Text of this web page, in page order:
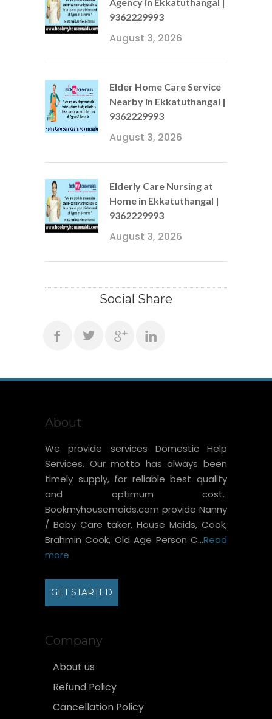
9362229993
August 3, 2026
Elder Home Care Service
Nearby in Ekkatuthangal |
9362229993
August 3, 2026
Elderly Care Nursing at
Home in Ekkatuthangal |
9362229993
August 3, 2026
Social Share
About
We provide services Domestic Help
Services. Our motto has always been
timely supply, for reliable best quality
and optimum cost.
Bookmyhousemaids.com provide Nanny
/ Baby Care taker, House Maids, Cook,
Brahmin Cook, Old Age Person C...Read
more
GET STARTED
Company
About us
Refund Policy
Cancellation Policy